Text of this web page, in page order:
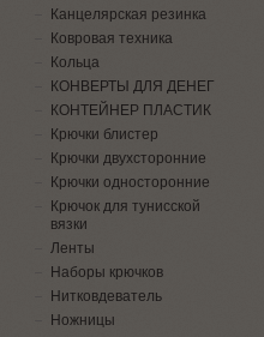
Канцелярская резинка
Ковровая техника
Кольца
КОНВЕРТЫ ДЛЯ ДЕНЕГ
КОНТЕЙНЕР ПЛАСТИК
Крючки блистер
Крючки двухсторонние
Крючки односторонние
Крючок для тунисской
вязки
Ленты
Наборы крючков
Нитковдеватель
Ножницы